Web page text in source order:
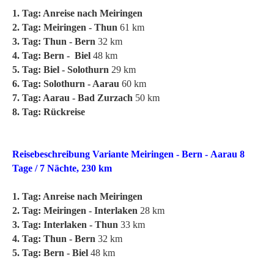
1. Tag: Anreise nach Meiringen
2. Tag: Meiringen - Thun 61 km
3. Tag: Thun - Bern 32 km
4. Tag: Bern - Biel 48 km
5. Tag: Biel - Solothurn 29 km
6. Tag: Solothurn - Aarau 60 km
7. Tag: Aarau - Bad Zurzach 50 km
8. Tag: Rückreise
Reisebeschreibung Variante Meiringen - Bern - Aarau 8
Tage / 7 Nächte, 230 km
1. Tag: Anreise nach Meiringen
2. Tag: Meiringen - Interlaken 28 km
3. Tag: Interlaken - Thun 33 km
4. Tag: Thun - Bern 32 km
5. Tag: Bern - Biel 48 km